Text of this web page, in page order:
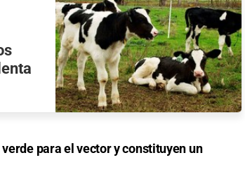
para el vector y constituyen un